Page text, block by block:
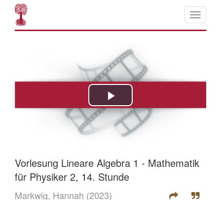
Vorlesung Lineare Algebra 1 - Mathematik
für Physiker 2, 14. Stunde
Markwig, Hannah (2023)